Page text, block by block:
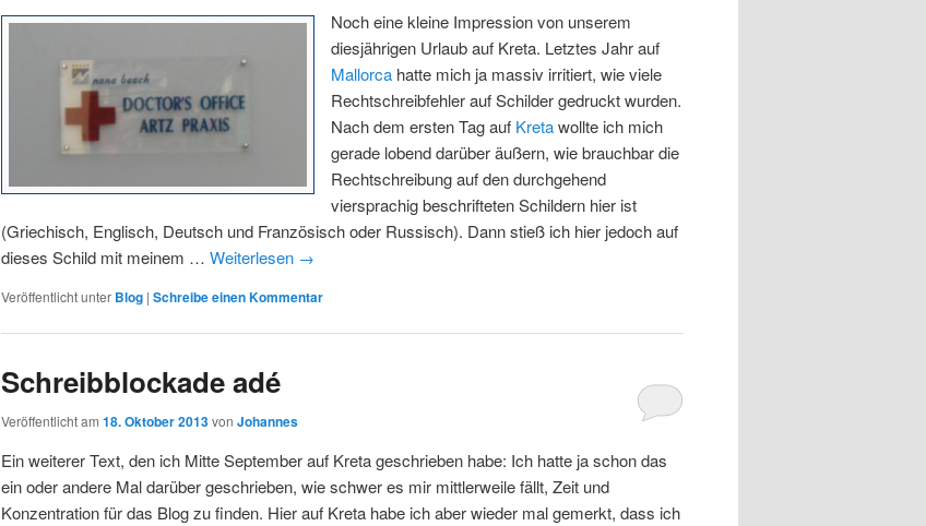
Noch eine kleine Impression von unserem
diesjährigen Urlaub auf Kreta. Letztes Jahr auf
Mallorca hatte mich ja massiv irritiert, wie viele
Rechtschreibfehler auf Schilder gedruckt wurden.
Nach dem ersten Tag auf Kretawollte ich mich
gerade lobend darüber äußern, wie brauchbar die
Rechtschreibung auf den durchgehend
viersprachig beschrifteten Schildern hier ist
(Griechisch, Englisch, Deutsch und Französisch oder Russisch). Dann stieß ich hier jedoch auf
dieses Schild mit meinem … Weiterlesen →
Veröffentlicht unter Blog | Schreibe einen Kommentar
Schreibblockade adé
Veröffentlicht am 18. Oktober 2013von Johannes
Ein weiterer Text, den ich Mitte September auf Kreta geschrieben habe: Ich hatte ja schon das
ein oder andere Mal darüber geschrieben, wie schwer es mir mittlerweile fällt, Zeit und
Konzentration für das Blog zu finden. Hier auf Kreta habe ich aber wieder mal gemerkt, dass ich